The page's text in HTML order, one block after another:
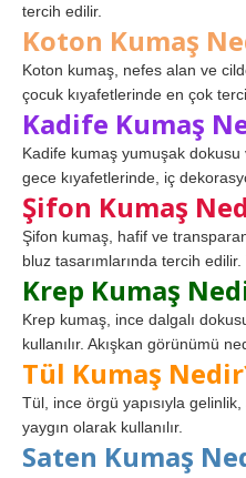
tercih edilir.
Koton Kumaş
Koton kumaş, nefes alan ve
çocuk kıyafetlerinde en çok
Kadife Kumaş
Kadife kumaş yumuşak
gece kıyafetlerinde, iç
Şifon Kumaş
Şifon kumaş, hafif ve
bluz tasarımlarında tercih
Krep Kumaş
Krep kumaş, ince dalgalı
kullanılır. Akışkan görünümü
Tül Kumaş
Tül, ince örgü yapısıyla
yaygın olarak kullanılır.
Saten Kumaş